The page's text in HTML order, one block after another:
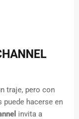
traje, pero con
puede hacerse en
invita a